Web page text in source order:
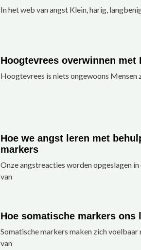
In het web van angst Klein, harig,
Hoogtevrees overwinnen met
Hoogtevrees is niets ongewoons Mensen
Hoe we angst leren met
markers
Onze angstreacties worden opgeslagen
van
Hoe somatische markers ons
Somatische markers maken zich
van